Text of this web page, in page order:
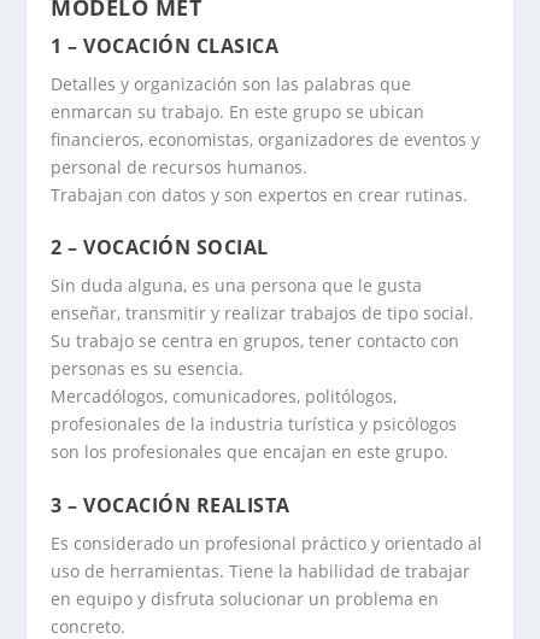
MODELO MET
1 – VOCACIÓN CLASICA
Detalles y organización son las palabras que
enmarcan su trabajo. En este grupo se ubican
financieros, economistas, organizadores de eventos y
personal de recursos humanos.
Trabajan con datos y son expertos en crear rutinas.
2 – VOCACIÓN SOCIAL
Sin duda alguna, es una persona que le gusta
enseñar, transmitir y realizar trabajos de tipo social.
Su trabajo se centra en grupos, tener contacto con
personas es su esencia.
Mercadólogos, comunicadores, politólogos,
profesionales de la industria turística y psicólogos
son los profesionales que encajan en este grupo.
3 – VOCACIÓN REALISTA
Es considerado un profesional práctico y orientado al
uso de herramientas. Tiene la habilidad de trabajar
en equipo y disfruta solucionar un problema en
concreto.